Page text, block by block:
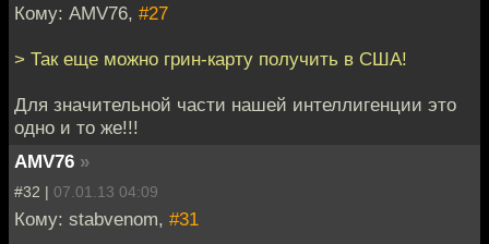
Кому: AMV76, #27
> Так еще можно грин-карту получить в США!
Для значительной части нашей интеллигенции это
одно и то же!!!
AMV76 »
#32 | 07.01.13 04:09
Кому: stabvenom, #31